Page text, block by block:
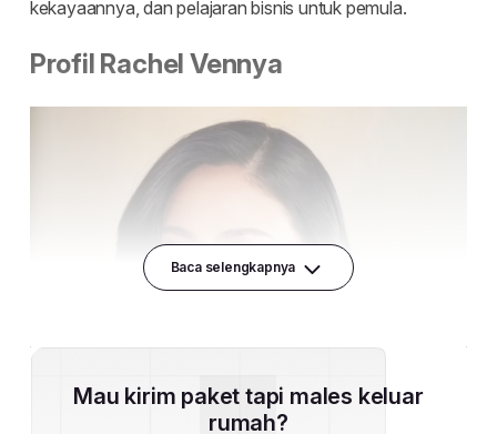
Baca selengkapnya
Mau kirim paket tapi males keluar
rumah?